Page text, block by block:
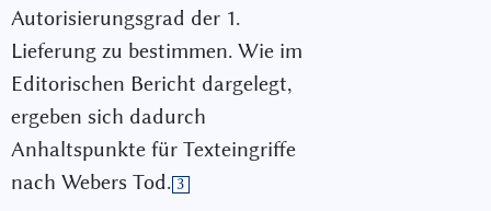
Autorisierungsgrad der 1.
Lieferung zu bestimmen. Wie im
Editorischen Bericht dargelegt,
ergeben sich dadurch
Anhaltspunkte für Texteingriffe
nach Webers Tod. 3